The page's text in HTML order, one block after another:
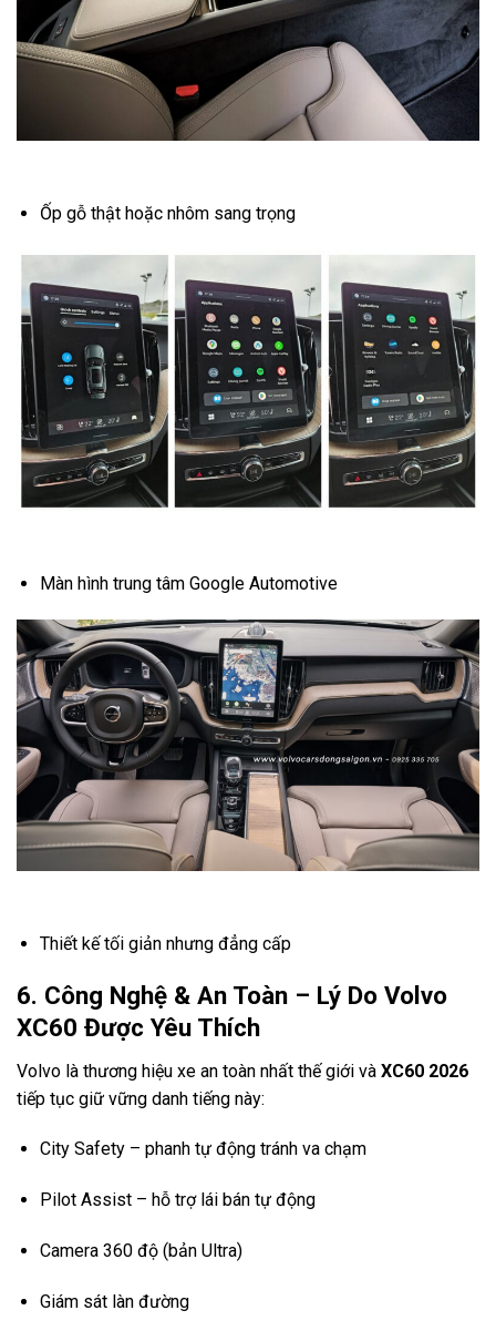
Ốp gỗ thật hoặc nhôm sang trọng
Màn hình trung tâm Google Automotive
Thiết kế tối giản nhưng đẳng cấp
6. Công Nghệ & An Toàn – Lý Do Volvo
XC60 Được Yêu Thích
Volvo là thương hiệu xe an toàn nhất thế giới và XC60 2026
tiếp tục giữ vững danh tiếng này:
City Safety – phanh tự động tránh va chạm
Pilot Assist – hỗ trợ lái bán tự động
Camera 360 độ (bản Ultra)
Giám sát làn đường